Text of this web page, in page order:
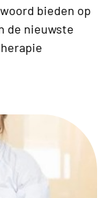
bieden op
de nieuwste